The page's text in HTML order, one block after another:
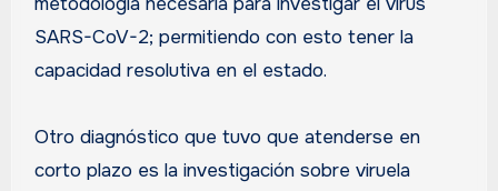
SARS-CoV-2; permitiendo con esto tener la
capacidad resolutiva en el estado.
Otro diagnóstico que tuvo que atenderse en
corto plazo es la investigación sobre viruela